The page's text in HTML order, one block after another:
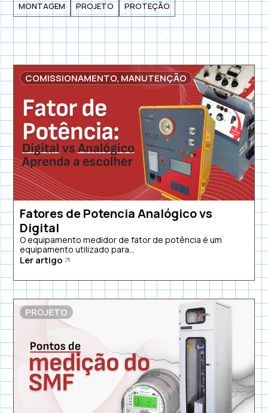
MONTAGEM
PROJETO PROTEÇÃO
COMISSIONAMENTO, MANUTENÇÃO
Fatores de Potencia Analógico vs
Digital
O equipamento medidor de fator de potência é um
equipamento utilizado para...
Ler artigo
PROJETO